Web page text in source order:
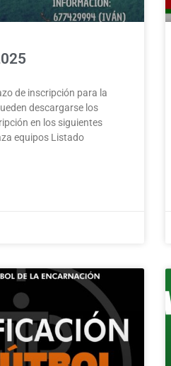
de inscripción para la
descargarse los
en los siguientes
equipos Listado